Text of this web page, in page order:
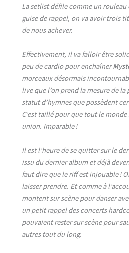
La setlist défile comme un rouleau
guise de rappel, on va avoir trois
de nous achever.
Effectivement, il va falloir être
peu de cardio pour enchaîner
morceaux désormais
live que l’on prend la mesure de
statut d’hymnes que possèdent
C’est taillé pour que tout le
union. Imparable !
Il est l’heure de se quitter sur le
issu du dernier album et déjà
faut dire que le riff est injouable !
laisser prendre. Et comme à
montent sur scène pour danser
un petit rappel des concerts
pouvaient rester sur scène pour
autres tout du long.